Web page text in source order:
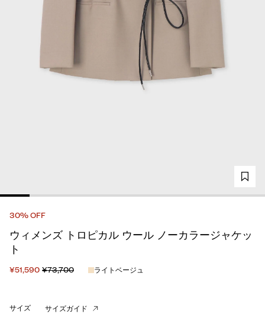
30% OFF
ウィメンズ トロピカル ウール ノーカラージャケッ
ト
¥51,590 ¥73,700 ライトベージュ
サイズ サイズガイド